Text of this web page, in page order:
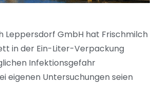
Leppersdorf GmbH hat Frischmilch
in der Ein-Liter-Verpackung
Infektionsgefahr
eigenen Untersuchungen seien